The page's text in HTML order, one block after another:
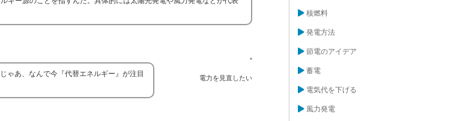
電力を見直したい
ゃあ、なんで今『代替エネルギー』が注目
核燃料
発電方法
節電のアイデア
蓄電
電気代を下げる
風力発電